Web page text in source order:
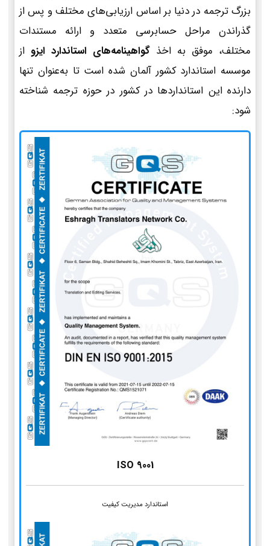
بزرگ ترجمه در دنیا بر اساس ارزیابی‌های مختلف و پس از
گذراندن مراحل حسابرسی متعدد و ارائه مستندات
مختلف، موفق به اخذ گواهینامه‌های استاندارد ایزو از
موسسه استاندارد کشور آلمان شده است تا به‌عنوان تنها
دارنده این استانداردها در کشور در حوزه ترجمه شناخته
شود:
ISO 9001
استاندارد مدیریت کیفیت